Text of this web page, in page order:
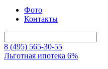
Фото
Контакты
8 (495) 565-30-55
Льготная ипотека 6%